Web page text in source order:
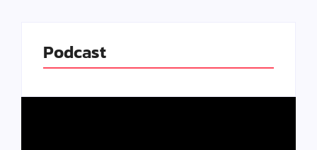
Podcast